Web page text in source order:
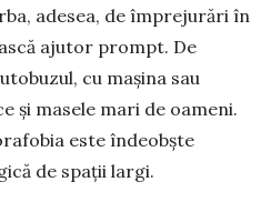
adesea, de împrejurări în
ajutor prompt. De
cu mașina sau
și masele mari de oameni.
este îndeobște
de spații largi.